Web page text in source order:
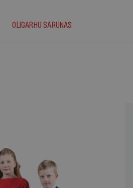
OLIGARHU SARUNAS